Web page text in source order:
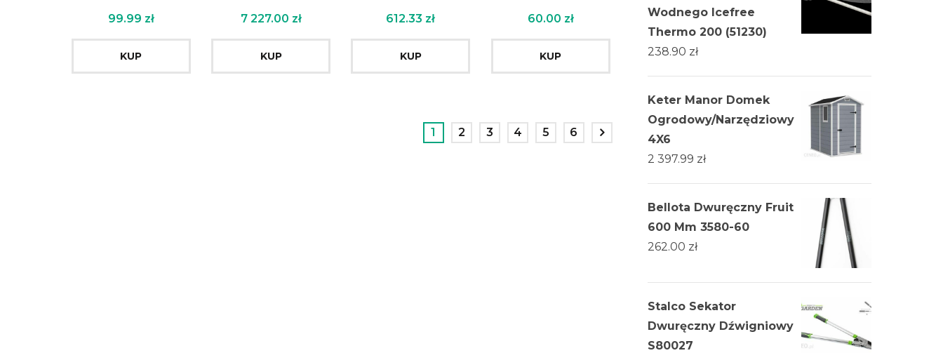
99.99 zł
KUP
7 227.00 zł
KUP
612.33 zł
KUP
60.00 zł
KUP
1 2 3 4 5 6
Wodnego Icefree
Thermo 200 (51230)
238.90 zł
Keter Manor Domek
Ogrodowy/Narzędziowy
4X6
2 397.99 zł
Bellota Dwuręczny Fruit
600 Mm 3580-60
262.00 zł
Stalco Sekator
Dwuręczny Dźwigniowy
S80027